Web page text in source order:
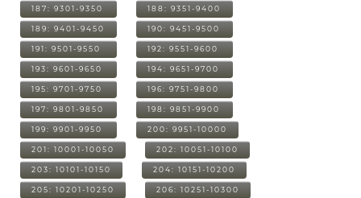
187: 9301-9350 188: 9351-9400
189: 9401-9450 190: 9451-9500
191: 9501-9550 192: 9551-9600
193: 9601-9650 194: 9651-9700
195: 9701-9750 196: 9751-9800
197: 9801-9850 198: 9851-9900
199: 9901-9950 200: 9951-10000
201: 10001-10050 202: 10051-10100
203: 10101-10150 204: 10151-10200
205: 10201-10250 206: 10251-10300